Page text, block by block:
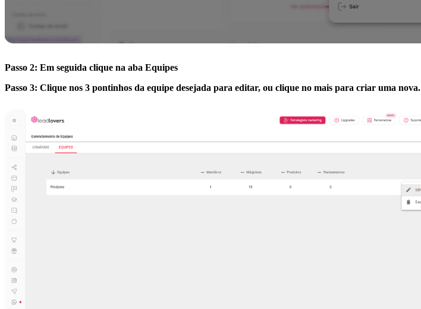
Passo 2: Em seguida clique na aba Equipes
Passo 3: Clique nos 3 pontinhos da equipe desejada para editar, ou clique no mais para criar uma nova.